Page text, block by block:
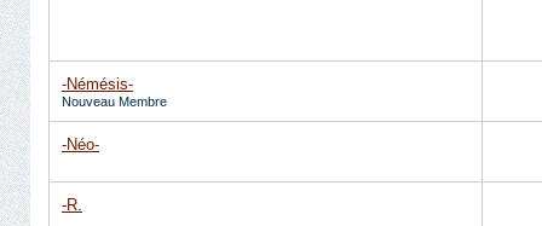
-Némésis-
Nouveau Membre
-Néo-
-R.